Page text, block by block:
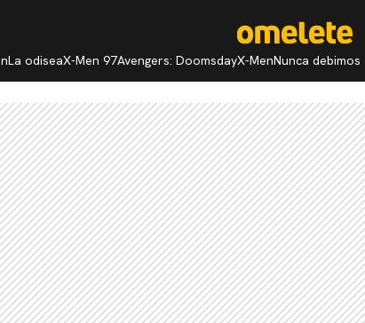
La odiseaX-Men 97Avengers: DoomsdayX-MenNunca